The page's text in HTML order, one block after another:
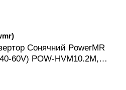
Сонячний PowerMR
60V) POW-HVM10.2M,
90-500V для LiFePO4, Li-